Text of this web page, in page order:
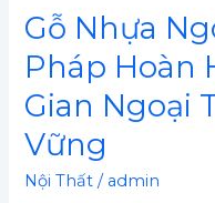
Gỗ Nhựa
Pháp Hoàn
Gian Ngoại
Vững
Nội Thất / admin
Gian
Ngoại
Thất
Đẹp
&
Bền
Vững